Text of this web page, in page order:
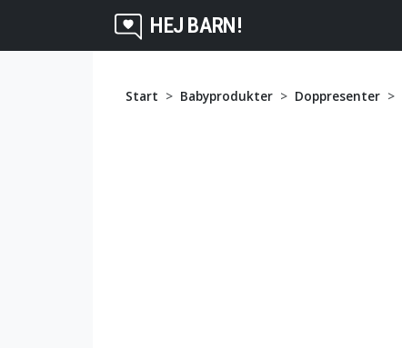
HEJ BARN!
Start Babyprodukter Doppresenter